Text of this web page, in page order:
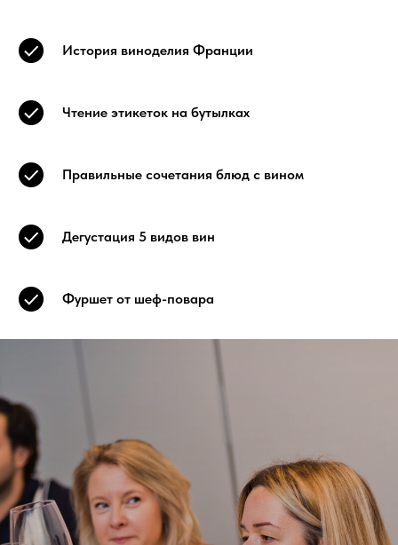
История виноделия Франции
Чтение этикеток на бутылках
Правильные сочетания блюд с вином
Дегустация 5 видов вин
Фуршет от шеф-повара